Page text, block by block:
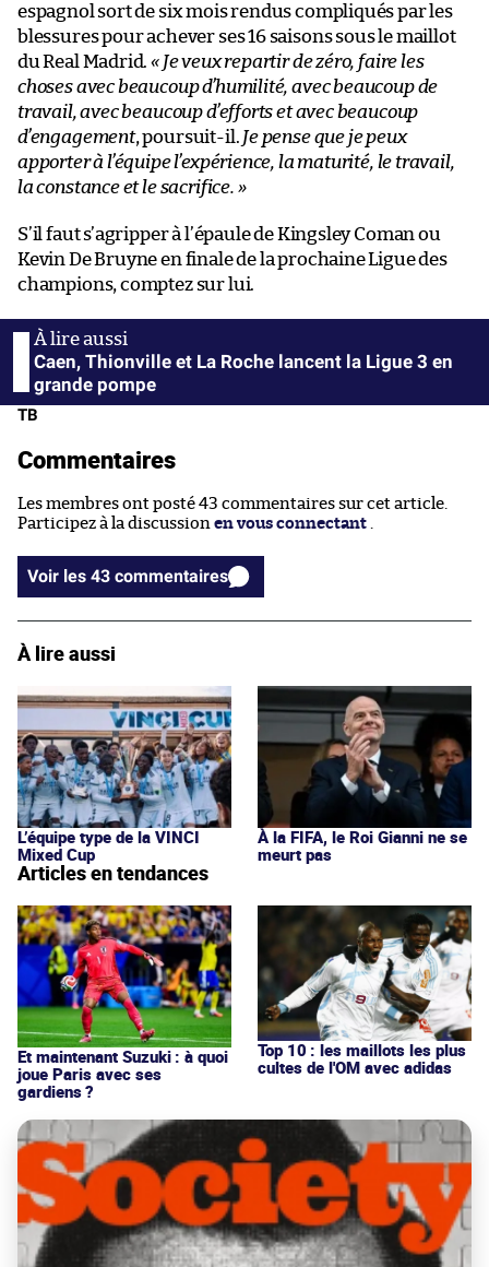
espagnol sort de six mois rendus compliqués par les
blessures pour achever ses 16 saisons sous le maillot
du Real Madrid.« Je veux repartir de zéro, faire les
choses avec beaucoup d’humilité, avec beaucoup de
travail, avec beaucoup d’efforts et avec beaucoup
d’engagement, poursuit-il. Je pense que je peux
apporter à l’équipe l’expérience, la maturité, le travail,
la constance et le sacrifice. »
S’il faut s’agripper à l’épaule de Kingsley Coman ou
Kevin De Bruyne en finale de la prochaine Ligue des
champions, comptez sur lui.
Caen, Thionville et La Roche lancent la Ligue 3 en
grande pompe
TB
Commentaires
Les membres ont posté 43 commentaires sur cet article.
Participez à la discussion en vous connectant
Voir les 43 commentaires
À lire aussi
L’équipe type de la VINCI
Mixed Cup
À la FIFA, le Roi Gianni ne se
meurt pas
Articles en tendances
Et maintenant Suzuki : à quoi
joue Paris avec ses
gardiens ?
Top 10 : les maillots les plus
cultes de l'OM avec adidas